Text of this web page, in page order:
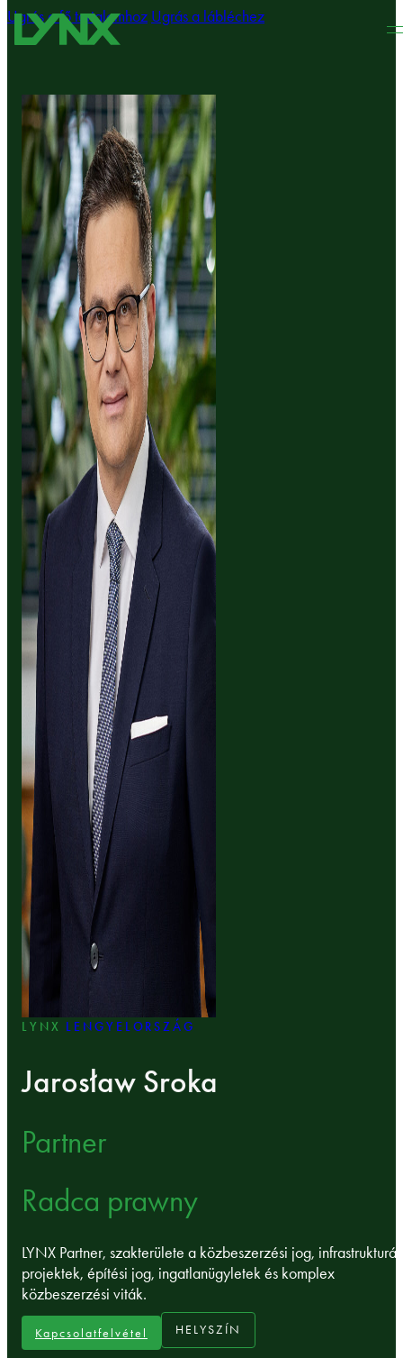
Ugrás a fő tartalomhoz Ugrás a lábléchez
LYNX LENGYELORSZÁG
Jarosław Sroka
Partner
Radca prawny
LYNX Partner, szakterülete a közbeszerzési jog,
projektek, építési jog, ingatlanügyletek és komplex
közbeszerzési viták.
Kapcsolatfelvétel HELYSZÍN